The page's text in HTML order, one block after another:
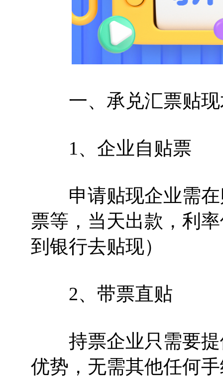
一、承兑汇票贴现
1、企业自贴票
申请贴现企业需在
票等，当天出款，利
到银行去贴现）
2、带票直贴
持票企业只需要提
优势，无需其他任何